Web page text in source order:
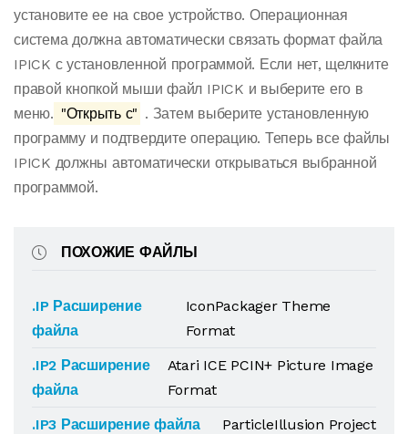
установите ее на свое устройство. Операционная
система должна автоматически связать формат файла
IPICK с установленной программой. Если нет, щелкните
правой кнопкой мыши файл IPICK и выберите его в
меню. "Открыть с" . Затем выберите установленную
программу и подтвердите операцию. Теперь все файлы
IPICK должны автоматически открываться выбранной
программой.
ПОХОЖИЕ ФАЙЛЫ
.IP Расширение
файла
IconPackager Theme
Format
.IP2 Расширение
файла
Atari ICE PCIN+ Picture Image
Format
.IP3 Расширение файла
ParticleIllusion Project